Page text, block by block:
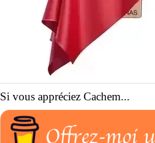
Si vous appréciez Cachem...